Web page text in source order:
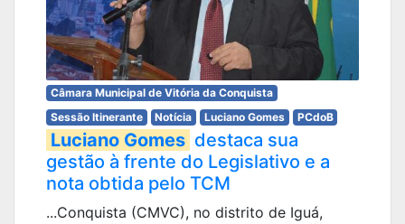
Câmara Municipal de Vitória da Conquista
Sessão Itinerante
Notícia Luciano Gomes PCdoB
Luciano Gomes destaca sua
gestão à frente do Legislativo e a
nota obtida pelo TCM
...Conquista (CMVC), no distrito de Iguá,